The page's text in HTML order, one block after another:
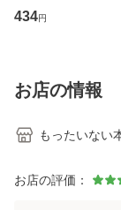
イーストウエス
ト・ジャパン [CD]
434円
お店の情報
もったいない
お店の評価：